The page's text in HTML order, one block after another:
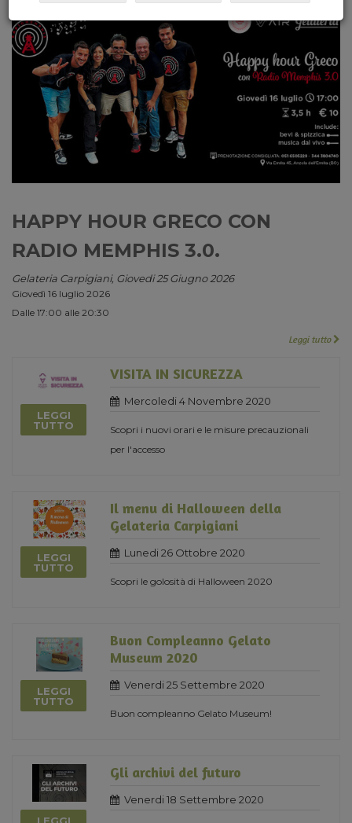
HAPPY HOUR GRECO CON
RADIO MEMPHIS 3.0.
Gelateria Carpigiani, Giovedi 25 Giugno 2026
Giovedì 16 luglio 2026
Dalle 17:00 alle 20:30
Leggi tutto
LEGGI
TUTTO
VISITA IN SICUREZZA
Mercoledi 4 Novembre 2020
Scopri i nuovi orari e le misure precauzionali
per l'accesso
LEGGI
TUTTO
Il menu di Halloween della
Gelateria Carpigiani
Lunedi 26 Ottobre 2020
Scopri le golosità di Halloween 2020
LEGGI
TUTTO
Buon Compleanno Gelato
Museum 2020
Venerdi 25 Settembre 2020
Buon compleanno Gelato Museum!
LEGGI
Gli archivi del futuro
Venerdi 18 Settembre 2020